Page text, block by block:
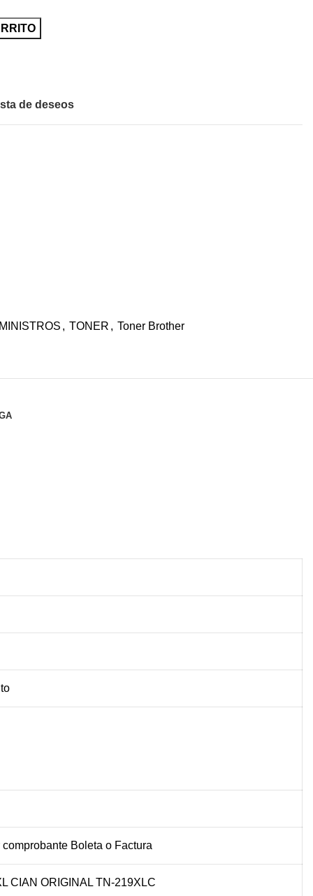
de deseos
, TONER , Toner Brother
Boleta o Factura
CIAN ORIGINAL TN-219XLC